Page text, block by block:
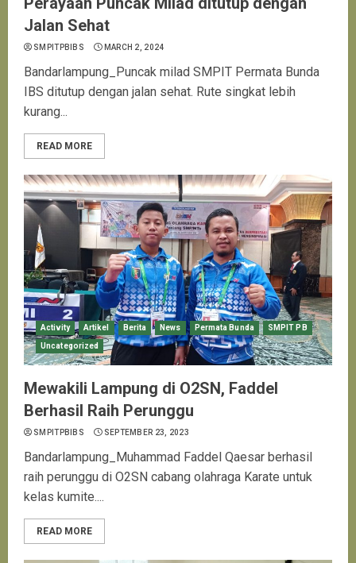
Jalan Sehat
SMPITPBIBS MARCH 2, 2024
Bandarlampung_Puncak milad SMPIT Permata Bunda
IBS ditutup dengan jalan sehat. Rute singkat lebih
kurang...
READ MORE
Activity Artikel Berita News Permata Bunda SMPIT PB
Uncategorized
Mewakili Lampung di O2SN, Faddel
Berhasil Raih Perunggu
SMPITPBIBS SEPTEMBER 23, 2023
Bandarlampung_Muhammad Faddel Qaesar berhasil
raih perunggu di O2SN cabang olahraga Karate untuk
kelas kumite....
READ MORE